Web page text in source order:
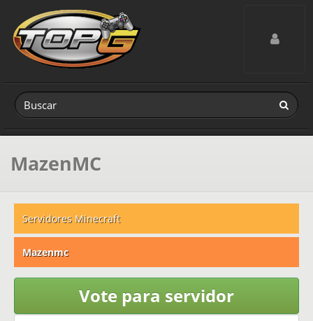
Toggle
MazenMC
Servidores Minecraft
Mazenmc
Vote para servidor